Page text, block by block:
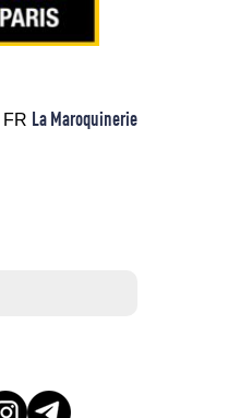
FR La Maroquinerie